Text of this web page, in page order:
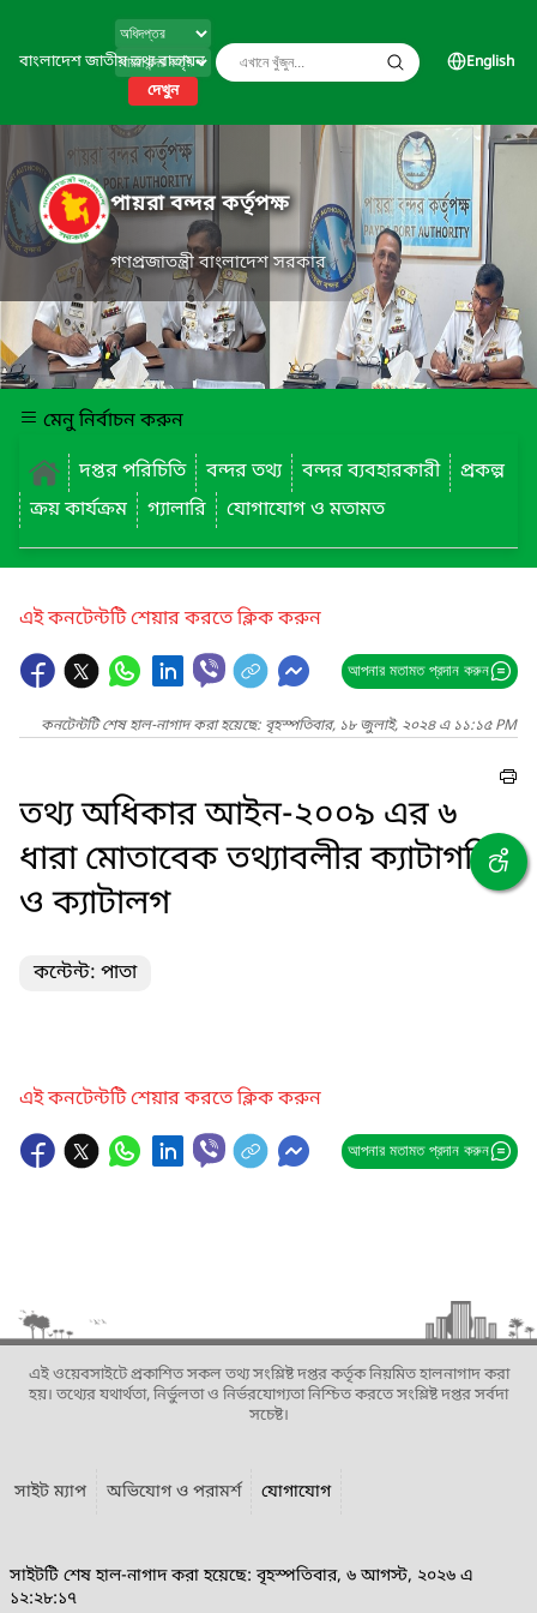
বাংলাদেশ জাতীয় তথ্য বাতায়ন
দেখুন
English
পায়রা বন্দর কর্তৃপক্ষ
গণপ্রজাতন্ত্রী বাংলাদেশ সরকার
মেনু নির্বাচন করুন
দপ্তর পরিচিতি
বন্দর তথ্য বন্দর ব্যবহারকারী
প্রকল্প
ক্রয় কার্যক্রম
গ্যালারি যোগাযোগ ও মতামত
এই কনটেন্টটি শেয়ার করতে ক্লিক করুন
আপনার মতামত প্রদান করুন
কনটেন্টটি শেষ হাল-নাগাদ করা হয়েছে: বৃহস্পতিবার, ১৮ জুলাই, ২০২৪ এ ১১:১৫ PM
তথ্য অধিকার আইন-২০০৯ এর ৬
ধারা মোতাবেক তথ্যাবলীর ক্যাটাগরি
ও ক্যাটালগ
কন্টেন্ট: পাতা
এই কনটেন্টটি শেয়ার করতে ক্লিক করুন
আপনার মতামত প্রদান করুন
এই ওয়েবসাইটে প্রকাশিত সকল তথ্য সংশ্লিষ্ট দপ্তর কর্তৃক নিয়মিত হালনাগাদ করা
হয়। তথ্যের যথার্থতা, নির্ভুলতা ও নির্ভরযোগ্যতা নিশ্চিত করতে সংশ্লিষ্ট দপ্তর সর্বদা
সচেষ্ট।
সাইট ম্যাপ অভিযোগ ও পরামর্শ যোগাযোগ
সাইটটি শেষ হাল-নাগাদ করা হয়েছে: বৃহস্পতিবার, ৬ আগস্ট, ২০২৬ এ
১২:২৮:১৭